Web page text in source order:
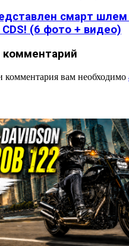
смарт шлем
(6 фото + видео)
комментарий
комментария вам необходимо